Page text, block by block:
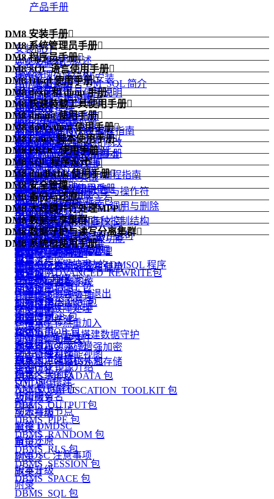
产品手册
DM8 安装手册
安装简介
安装及卸载
许可证 (License) 的安装
数据库配置工具使用说明
注意事项
DM8 系统管理员手册
DM 逻辑结构概述
DM 物理存储结构
DM 内存结构
管理 DM 线程
DM 系统管理员
创建和配置 DM 数据库
启动和关闭数据库
管理模式对象的空间
管理表
管理索引
管理触发器
管理视图、序列和同义词
模式对象的常规管理
数据库布局和存储管理
管理分区表和分区索引
管理列存储表
管理堆表
全文检索
管理事务
问题跟踪和解决
动态管理和性能视图
查询优化
SQL 调优
故障恢复
版本升级
附录 1
附录 2
附录 3
附录 4
DM8 程序员手册
概述
DPI 编程指南
DM ODBC 编程指南
DM JDBC 编程指南
.NET Data Provider 编程指南
DM PHP 编程指南
DM FLDR 编程指南
DM DEXP/DIMP JNI编程指南
Logmnr 接口使用说明
DM Node.js 编程指南
DM Go 编程指南
DM XA 编程指南
DM R2DBC编程指南
附录
DM8 SQL 语言使用手册
结构化查询语言 DM_SQL 简介
手册中的示例说明
数据定义语句
数据查询语句
数据的插入、删除和修改
视图
物化视图
函数
一致性和并发性
外部函数
包
类类型
自定义类型
触发器
同义词
外部链接
闪回
JSON
高级日志
自定义运算符
自定义集函数
XML数据解析
附录
DM8 DIsql 使用手册
功能简介
DIsql 入门
DIsql 环境变量设置
DIsql 常用命令
如何在 DIsql 中使用脚本
DM8 dexp 和 dimp 手册
功能简介
dexp 逻辑导出
dimp 逻辑导入
dexp 和 dimp 应用实例
升级和降级
DM8 快速装载工具使用手册
概述
dmfldr 入门
dmfldr 实战
dmldrp和dmldrc入门
dmldrp和dmldrc实战
DM8 dminit 使用手册
功能简介
使用 dminit
查看 dminit 参数
dminit 参数详解
dminit 高级主题
DM8 dmPython 使用手册
dmPython 简介
dmPython 安装
dmPython 接口详解
dmDjango 驱动
dmSQLAlchemy 方言包
DBUtils 包
dmAsync 包
dmPython_pool 包
DM8 Linux 脚本使用手册
DM8 Linux 脚本使用手册
DM8 PROC 使用手册
概述
预编译概念
嵌入式程序的组成
Oracle 兼容
DB2 兼容
DM 嵌入式 SQL 高级功能
PRO*C 程序实例
附录
DM8 SQL 程序设计
概述
DMSQL 程序数据类型与操作符
DMSQL 程序的定义、调用与删除
DMSQL 程序中的各种控制结构
DMSQL 程序中的 SQL 语句
DMSQL 程序异常处理
基于 C、JAVA 语法的 DMSQL 程序
DMSQL 程序调试
DM8 dmdbchk 使用手册
DM8 dmdbchk 使用手册
DM8 安全管理
概述
用户标识与鉴别
自主访问控制
强制访问控制
审计
通信加密
存储加密
加密引擎
资源限制
客体重用
登录用户名密码增强加密
登录用户名密码外部存储
附录
DM8 备份与还原
备份还原简介
备份还原原理
备份还原实战
DM8 大规模并行处理MPP
引言
概述
基本概念与原理
DM MPP 环境搭建与使用
DM MPP 主备系统
DM MPP 系统管理
动态视图
DM8 数据共享集群
DMDSC 概述
DMDSC 使用的环境
DMDSC 关键技术
DMCSS 介绍
DMDSC 的启动与退出
DMDSC 故障处理
DMDSC 节点重加入
DMDSC 配置文件
DMASM 介绍
DMASM 镜像介绍
DMDSC 搭建
巧用服务名
动态增加节点
监控 DMDSC
备份还原
DMDSC 注意事项
版本升级
附录
DM8 数据守护与读写分离集群
概述
守护进程
监视器
配置文件说明
数据守护使用说明
数据守护搭建
利用 DEM 工具搭建数据守护
版本升级
附录
DM8 系统包使用手册
概述
DBMS_ADVANCED_REWRITE包
DBMS_ALERT 包
DBMS_BINARY 包
DBMS_JOB 包
DBMS_LOB 包
DBMS_LOCK 包
DBMS_LOGMNR 包
DBMS_METADATA 包
DBMS_OBFUSCATION_TOOLKIT 包
DBMS_OUTPUT包
DBMS_PIPE 包
DBMS_RANDOM 包
DBMS_RLS 包
DBMS_SESSION 包
DBMS_SPACE 包
DBMS_SQL 包